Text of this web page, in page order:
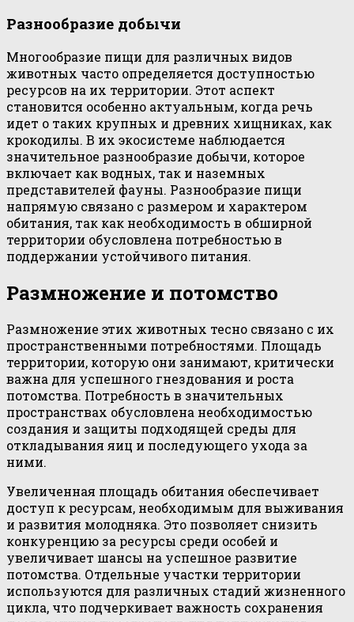
Разнообразие добычи
Многообразие пищи для различных видов
животных часто определяется доступностью
ресурсов на их территории. Этот аспект
становится особенно актуальным, когда речь
идет о таких крупных и древних хищниках, как
крокодилы. В их экосистеме наблюдается
значительное разнообразие добычи, которое
включает как водных, так и наземных
представителей фауны. Разнообразие пищи
напрямую связано с размером и характером
обитания, так как необходимость в обширной
территории обусловлена потребностью в
поддержании устойчивого питания.
Размножение и потомство
Размножение этих животных тесно связано с их
пространственными потребностями. Площадь
территории, которую они занимают, критически
важна для успешного гнездования и роста
потомства. Потребность в значительных
пространствах обусловлена необходимостью
создания и защиты подходящей среды для
откладывания яиц и последующего ухода за
ними.
Увеличенная площадь обитания обеспечивает
доступ к ресурсам, необходимым для выживания
и развития молодняка. Это позволяет снизить
конкуренцию за ресурсы среди особей и
увеличивает шансы на успешное развитие
потомства. Отдельные участки территории
используются для различных стадий жизненного
цикла, что подчеркивает важность сохранения